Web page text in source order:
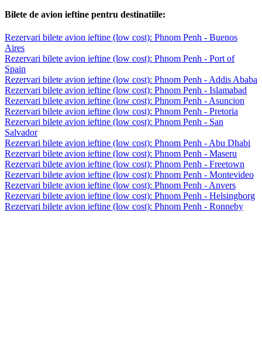
Bilete de avion ieftine pentru destinatiile:
Rezervari bilete avion ieftine (low cost): Phnom Penh - Buenos
Aires
Rezervari bilete avion ieftine (low cost): Phnom Penh - Port of
Spain
Rezervari bilete avion ieftine (low cost): Phnom Penh - Addis Ababa
Rezervari bilete avion ieftine (low cost): Phnom Penh - Islamabad
Rezervari bilete avion ieftine (low cost): Phnom Penh - Asuncion
Rezervari bilete avion ieftine (low cost): Phnom Penh - Pretoria
Rezervari bilete avion ieftine (low cost): Phnom Penh - San
Salvador
Rezervari bilete avion ieftine (low cost): Phnom Penh - Abu Dhabi
Rezervari bilete avion ieftine (low cost): Phnom Penh - Maseru
Rezervari bilete avion ieftine (low cost): Phnom Penh - Freetown
Rezervari bilete avion ieftine (low cost): Phnom Penh - Montevideo
Rezervari bilete avion ieftine (low cost): Phnom Penh - Anvers
Rezervari bilete avion ieftine (low cost): Phnom Penh - Helsingborg
Rezervari bilete avion ieftine (low cost): Phnom Penh - Ronneby